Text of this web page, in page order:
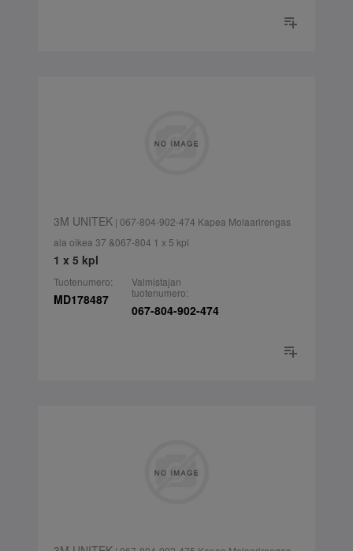
3M UNITEK| 067-804-902-474 Kapea Molaarirengas
ala oikea 37 &067-804 1 x 5 kpl
1 x 5 kpl
Tuotenumero:
MD178487
Valmistajan
tuotenumero:
067-804-902-474